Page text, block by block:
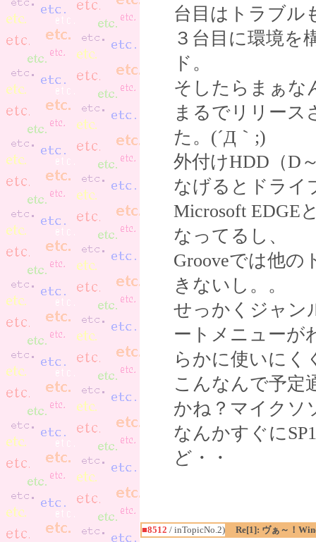
台目はトラブル
３台目に環境を
ド。
そしたらまぁな
まるでリリース
た。(´Д｀;)
外付けHDD（D
なげるとドライ
Microsoft EDGE
なってるし、
Grooveでは他の
きないし。。
せっかくジャン
ートメニューが
らかに使いにく
こんなんで予定
かね？マイクソ
なんかすぐに
ど・・
■8512 / inTopicNo.2) Re[1]: ヴぁ～！